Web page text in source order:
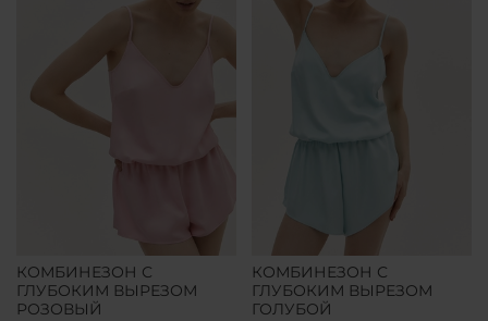
КОМБИНЕЗОН С
ГЛУБОКИМ ВЫРЕЗОМ
РОЗОВЫЙ
КОМБИНЕЗОН С
ГЛУБОКИМ ВЫРЕЗОМ
ГОЛУБОЙ